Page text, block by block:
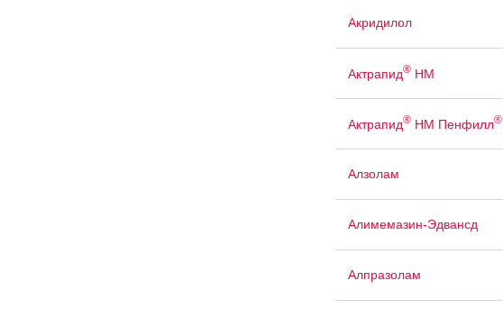
Акридилол
Актрапид®НМ
Актрапид®НМ Пенфилл®
Алзолам
Алимемазин-Эдвансд
Алпразолам